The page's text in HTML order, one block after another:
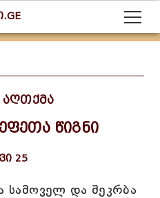
აღთქმა
წიგნი
25
სამოველ და შეკრბა